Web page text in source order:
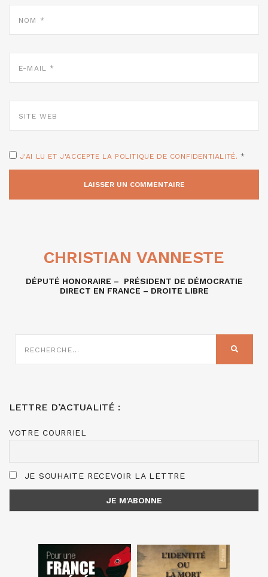
MAIL
WEB
J'AI LU ET J'ACCEPTE LA POLITIQUE DE CONFIDENTIALITÉ. *
CHRISTIAN VANNESTE
DÉPUTÉ HONORAIRE – PRÉSIDENT DE DÉMOCRATIE
DIRECT EN FRANCE – DROITE LIBRE
SUR
LETTRE D’ACTUALITÉ :
VOTRE COURRIEL
JE SOUHAITE RECEVOIR LA LETTRE